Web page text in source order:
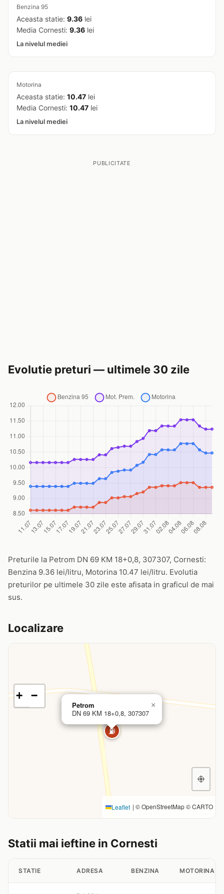
Benzina 95
Aceasta statie: 9.36 lei
Media Cornesti: 9.36 lei
La nivelul mediei
Motorina
Aceasta statie: 10.47 lei
Media Cornesti: 10.47 lei
La nivelul mediei
PUBLICITATE
Evolutie preturi — ultimele 30 zile
Preturile la Petrom DN 69 KM 18+0,8, 307307, Cornesti:
Benzina 9.36 lei/litru, Motorina 10.47 lei/litru. Evolutia
preturilor pe ultimele 30 zile este afisata in graficul de mai
sus.
Localizare
⛽
Petrom
DN 69 KM 18+0,8, 307307
×
+ −
Leaflet | © OpenStreetMap © CARTO
Statii mai ieftine in Cornesti
STATIE ADRESA BENZINA MOTORINA